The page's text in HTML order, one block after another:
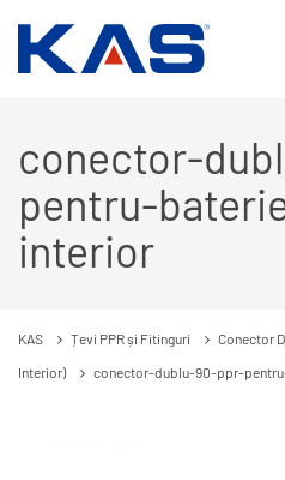
conector-
pentru-
interior
KAS Țevi PPR și Fitinguri
Conector
Interior)
conector-dublu-90-ppr-